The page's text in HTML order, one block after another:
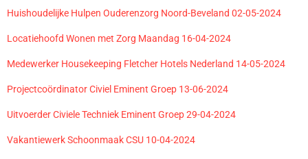
Huishoudelijke Hulpen Ouderenzorg Noord-Beveland 02-05-2024
Locatiehoofd Wonen met Zorg Maandag 16-04-2024
Medewerker Housekeeping Fletcher Hotels Nederland 14-05-2024
Projectcoördinator Civiel Eminent Groep 13-06-2024
Uitvoerder Civiele Techniek Eminent Groep 29-04-2024
Vakantiewerk Schoonmaak CSU 10-04-2024